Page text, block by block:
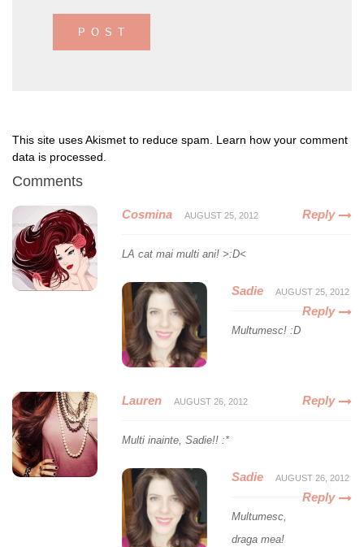
This site uses Akismet to reduce spam. Learn how your comment
data is processed
Comments
Cosmina AUGUST 25, 2012 Reply
LA cat mai multi ani! >:D<
Sadie AUGUST 25, 2012
Reply
Multumesc! :D
Lauren AUGUST 26, 2012 Reply
Multi inainte, Sadie!! :*
Sadie AUGUST 26, 2012
Reply
Multumesc,
draga mea!